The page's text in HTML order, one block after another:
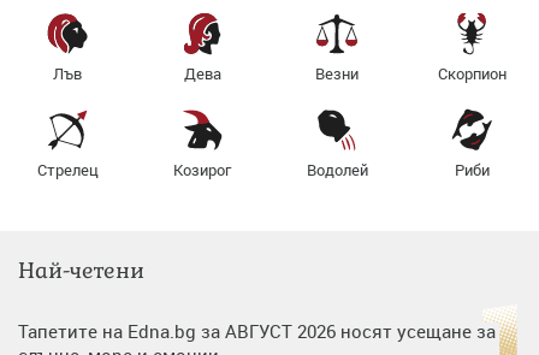
Лъв Дева Везни Скорпион
Стрелец Козирог Водолей Риби
Най-четени
Тапетите на Edna.bg за АВГУСТ 2026 носят усещане за